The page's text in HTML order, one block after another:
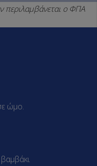
περιλαμβάνεται ο ΦΠΑ
ώμο.